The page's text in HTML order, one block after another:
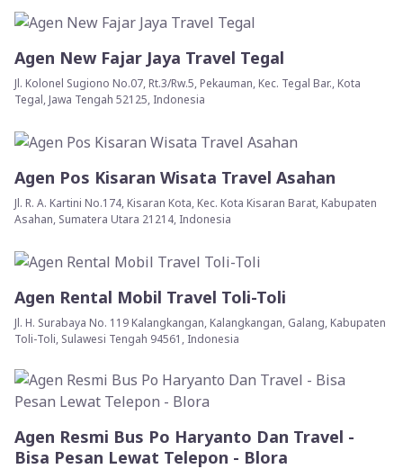
Agen New Fajar Jaya Travel Tegal
Jl. Kolonel Sugiono No.07, Rt.3/Rw.5, Pekauman, Kec. Tegal Bar., Kota
Tegal, Jawa Tengah 52125, Indonesia
Agen Pos Kisaran Wisata Travel Asahan
Jl. R. A. Kartini No.174, Kisaran Kota, Kec. Kota Kisaran Barat, Kabupaten
Asahan, Sumatera Utara 21214, Indonesia
Agen Rental Mobil Travel Toli-Toli
Jl. H. Surabaya No. 119 Kalangkangan, Kalangkangan, Galang, Kabupaten
Toli-Toli, Sulawesi Tengah 94561, Indonesia
Agen Resmi Bus Po Haryanto Dan Travel -
Bisa Pesan Lewat Telepon - Blora